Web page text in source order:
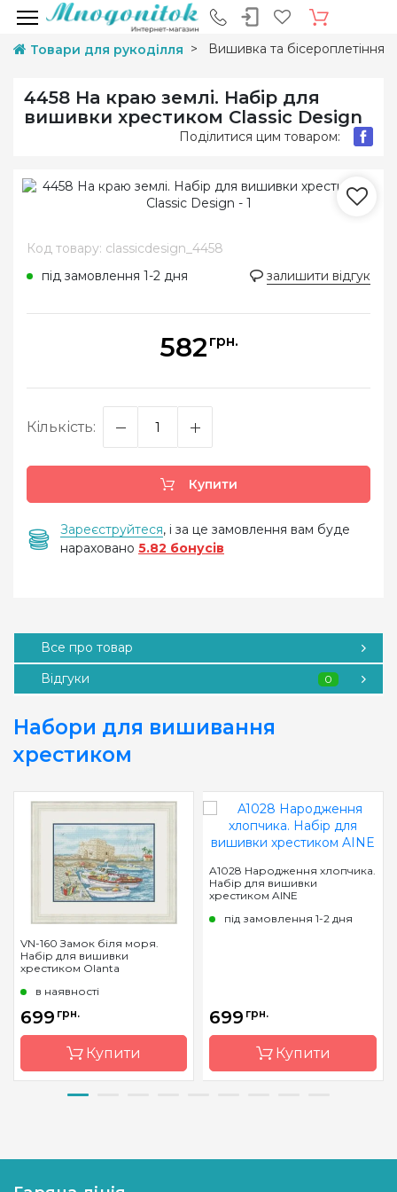
Товари для рукоділля Вишивка та бісероплетіння
4458 На краю землі. Набір для
вишивки хрестиком Classic Design
Поділитися цим товаром:
Код товару: classicdesign_4458
під замовлення 1-2 дня
залишити відгук
582 грн.
Кількість:
Купити
Зареєструйтеся, і за це замовлення вам буде
нараховано 5.82 бонусів
Все про товар
Відгуки
0
Набори для вишивання
хрестиком
VN-160 Замок біля моря.
Набір для вишивки
хрестиком Olanta
в наявності
699 грн.
Купити
Країна
Україна
A1028 Народження хлопчика.
Набір для вишивки
хрестиком AINE
під замовлення 1-2 дня
699 грн.
Купити
Країна
Литва